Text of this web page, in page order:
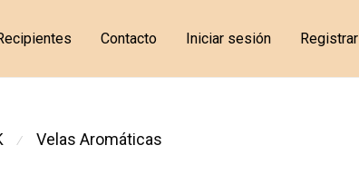
Contacto Iniciar sesión Registrar
⁄ Velas Aromáticas